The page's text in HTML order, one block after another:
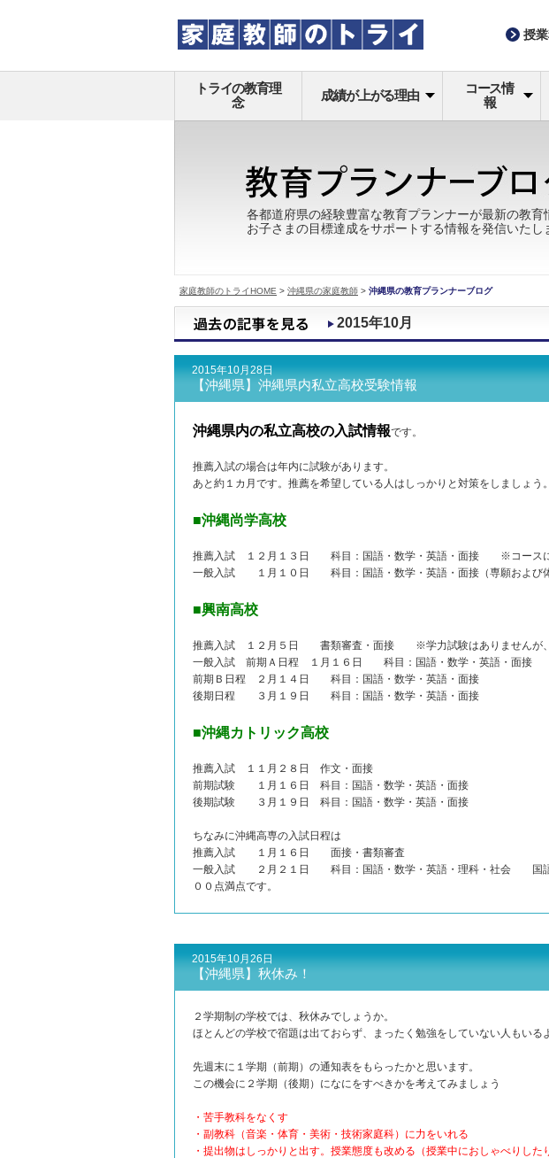
授
トライの教育理
念
成績が上がる理由
コース情
報
各都道府県の経験豊富な教育プランナーが最新の教育
お子さまの目標達成をサポートする情報を発信いたし
家庭教師のトライHOME > 沖縄県の家庭教師 > 沖縄県の教育プランナーブログ
2015年10月
2015年10月28日
【沖縄県】沖縄県内私立高校受験情報
沖縄県内の私立高校の入試情報です。
推薦入試の場合は年内に試験があります。
あと約１カ月です。推薦を希望している人はしっかりと対策をしましょう。
■沖縄尚学高校
推薦入試 １２月１３日 科目：国語・数学・英語・面接 ※コースによ
一般入試 １月１０日 科目：国語・数学・英語・面接（専願および体
■興南高校
推薦入試 １２月５日 書類審査・面接 ※学力試験はありませんが、
一般入試 前期Ａ日程 １月１６日 科目：国語・数学・英語・面接
前期Ｂ日程 ２月１４日 科目：国語・数学・英語・面接
後期日程 ３月１９日 科目：国語・数学・英語・面接
■沖縄カトリック高校
推薦入試 １１月２８日 作文・面接
前期試験 １月１６日 科目：国語・数学・英語・面接
後期試験 ３月１９日 科目：国語・数学・英語・面接
ちなみに沖縄高専の入試日程は
推薦入試 １月１６日 面接・書類審査
一般入試 ２月２１日 科目：国語・数学・英語・理科・社会 国語英
００点満点です。
2015年10月26日
【沖縄県】秋休み！
２学期制の学校では、秋休みでしょうか。
ほとんどの学校で宿題は出ておらず、まったく勉強をしていない人もいる
先週末に１学期（前期）の通知表をもらったかと思います。
この機会に２学期（後期）になにをすべきかを考えてみましょう
・苦手教科をなくす
・副教科（音楽・体育・美術・技術家庭科）に力をいれる
・提出物はしっかりと出す。授業態度も改める（授業中におしゃべりした